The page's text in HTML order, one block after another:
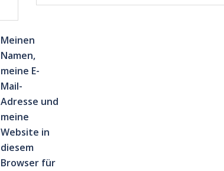
Meinen
Namen,
meine E-
Mail-
Adresse und
meine
Website in
diesem
Browser für